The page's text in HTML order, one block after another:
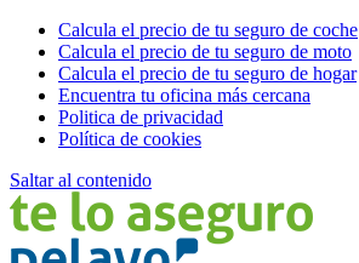
Calcula el precio de tu seguro de coche
Calcula el precio de tu seguro de moto
Calcula el precio de tu seguro de hogar
Encuentra tu oficina más cercana
Politica de privacidad
Política de cookies
Saltar al contenido